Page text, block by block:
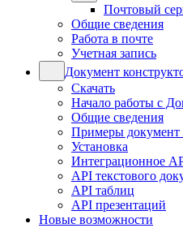
Почтовый
Общие сведения
Работа в почте
Учетная запись
Документ
Скачать
Начало работы с
Общие сведения
Примеры документ
Установка
Интеграционное
API текстового
API таблиц
API презентаций
Новые возможности